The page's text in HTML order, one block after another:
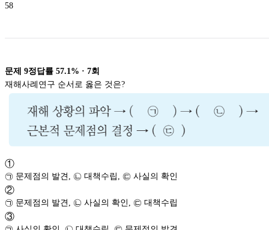
58
문제 9정답률 57.1% · 7회
재해사례연구 순서로 옳은 것은?
①
㉠ 문제점의 발견, ㉡ 대책수립, ㉢ 사실의 확인
②
㉠ 문제점의 발견, ㉡ 사실의 확인, ㉢ 대책수립
③